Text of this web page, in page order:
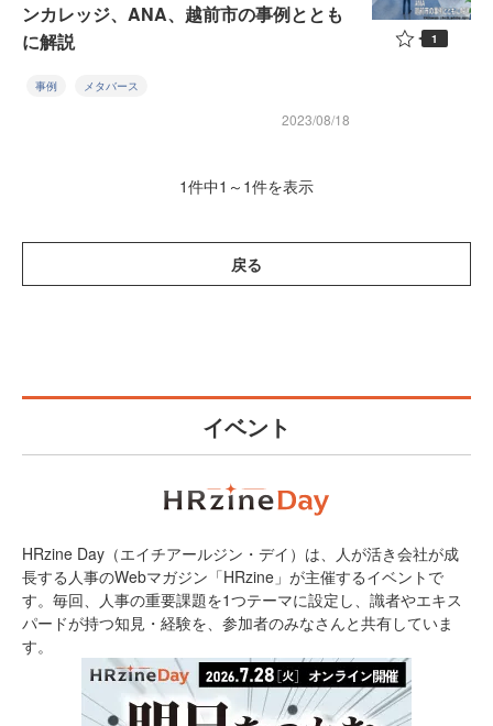
ンカレッジ、ANA、越前市の事例ととも
に解説
事例 メタバース
2023/08/18
1
1件中1～1件を表示
戻る
イベント
HRzine Day（エイチアールジン・デイ）は、人が活き会社が成
長する人事のWebマガジン「HRzine」が主催するイベントで
す。毎回、人事の重要課題を1つテーマに設定し、識者やエキス
パードが持つ知見・経験を、参加者のみなさんと共有していま
す。